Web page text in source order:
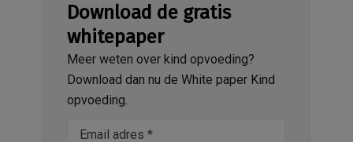
Download de gratis
whitepaper
Meer weten over kind opvoeding?
Download dan nu de White paper Kind
opvoeding.